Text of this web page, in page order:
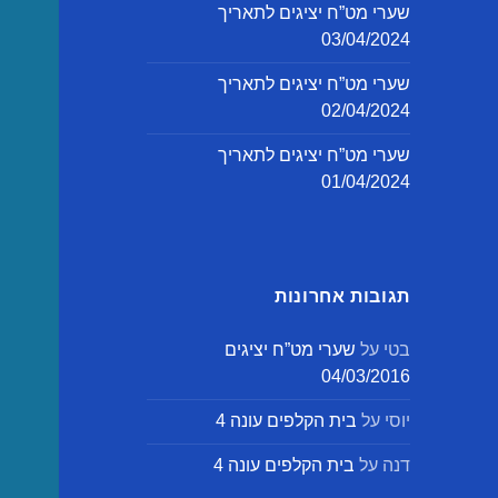
שערי מט”ח יציגים לתאריך
03/04/2024
שערי מט”ח יציגים לתאריך
02/04/2024
שערי מט”ח יציגים לתאריך
01/04/2024
תגובות אחרונות
בטי על שערי מט”ח יציגים
04/03/2016
יוסי על בית הקלפים עונה 4
דנה על בית הקלפים עונה 4